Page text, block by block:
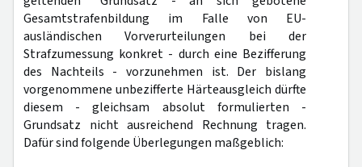
Gesamtstrafenbildung im Falle von EU-
ausländischen Vorverurteilungen bei der
Strafzumessung konkret - durch eine Bezifferung
des Nachteils - vorzunehmen ist. Der bislang
vorgenommene unbezifferte Härteausgleich dürfte
diesem - gleichsam absolut formulierten -
Grundsatz nicht ausreichend Rechnung tragen.
Dafür sind folgende Überlegungen maßgeblich: